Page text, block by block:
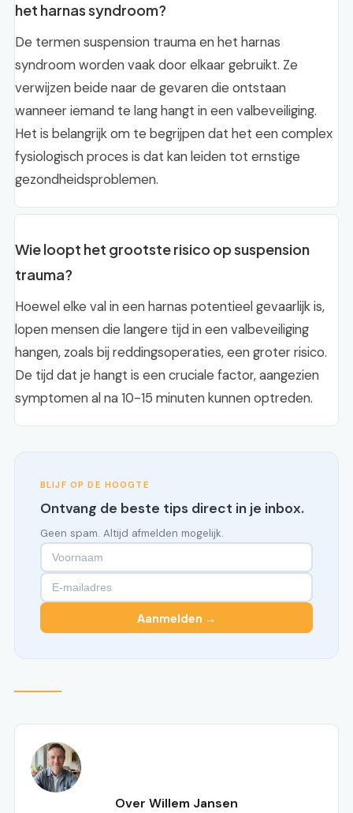
het harnas syndroom?
De termen suspension trauma en het harnas
syndroom worden vaak door elkaar gebruikt. Ze
verwijzen beide naar de gevaren die ontstaan
wanneer iemand te lang hangt in een valbeveiliging.
Het is belangrijk om te begrijpen dat het een complex
fysiologisch proces is dat kan leiden tot ernstige
gezondheidsproblemen.
Wie loopt het grootste risico op suspension
trauma?
Hoewel elke val in een harnas potentieel gevaarlijk is,
lopen mensen die langere tijd in een valbeveiliging
hangen, zoals bij reddingsoperaties, een groter risico.
De tijd dat je hangt is een cruciale factor, aangezien
symptomen al na 10-15 minuten kunnen optreden.
BLIJF OP DE HOOGTE
Ontvang de beste tips direct in je inbox.
Geen spam. Altijd afmelden mogelijk.
Aanmelden →
Over Willem Jansen